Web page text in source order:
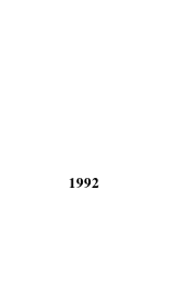
1992